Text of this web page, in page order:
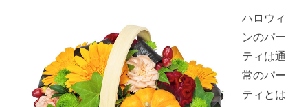
ハロウィ
ンのパー
ティは通
常のパー
ティとは